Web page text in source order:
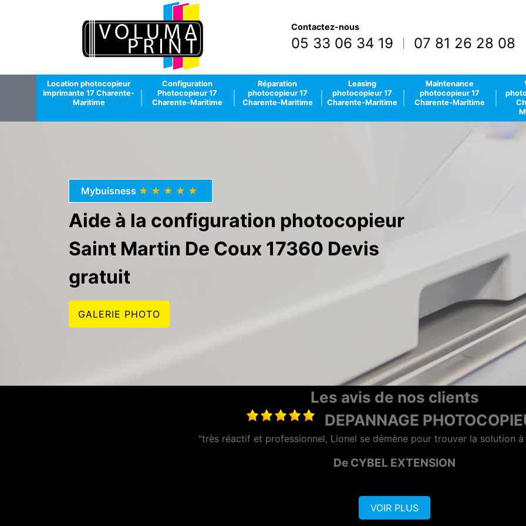
Contactez-nous
05 33 06 34 19 07 81 26 28 08
Location photocopieur
imprimante 17 Charente-
Maritime
Configuration
Photocopieur 17
Charente-Maritime
Réparation
photocopieur 17
Charente-Maritime
Leasing
photocopieur 17
Charente-Maritime
Maintenance
photocopieur 17
Charente-Maritime
Mybuisness ★★★★★
Aide à la configuration photocopieur
Saint Martin De Coux 17360 Devis
gratuit
GALERIE PHOTO
Les avis de nos clients
LOCATION PHOTOCOPIEUR LA
"Entreprise très sérieuse et surtout rapide et efficace"
De VISIO CONTROL OUEST
VOIR PLUS